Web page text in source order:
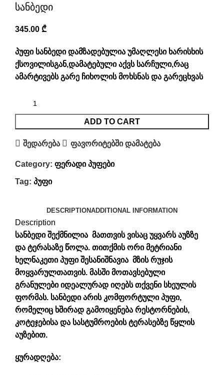
სანბედი
345.00 ₾
პუფი სანბედი დამზადებულია უმაღლესი ხარისხის
ქსოვილისგან,დამატებული აქვს სარჩული,რაც
ამარტივებს გარე ჩიხოლის მოხსნას და გარეცხვას
ADD TO CART
შედარება ფავორიტებში დამატება
Category: ფერადი პუფები
Tag: პუფი
DESCRIPTIONADDITIONAL INFORMATION
Description
სანბედი შექმნილია მათთვის ვისაც უყვარს აუზზე
და ტერასაზე წოლა. თითქმის ორი მეტრიანი
ხელნაკეთიპუფიშესანიშნავია მზის რუჯის
მოყვარულთათვის. მასში მოთავსებული
გრანულები იდეალურად იღებს თქვენი სხეულის
ფორმას. სანბედი არის კომფორტულიპუფი,
რომელიც ხშირად გამოიყენება რესტორნების,
კოტეჯებისა და სასტუმროების ტერასებზე წყლის
აუზებით.
ყურადღება: